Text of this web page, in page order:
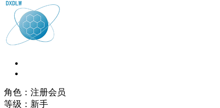
角色：注册会员
等级：新手